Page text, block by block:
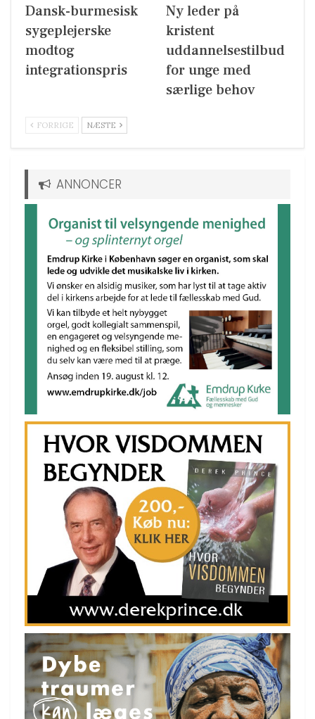
Dansk-burmesisk
sygeplejerske
modtog
integrationspris
Ny leder på
kristent
uddannelsestilbud
for unge med
særlige behov
FORRIGE NÆSTE
ANNONCER